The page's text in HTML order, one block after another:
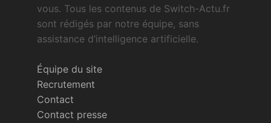
vous. Tous les contenus de Switch-Actu.fr
sont rédigés par notre équipe, sans
assistance d’intelligence artificielle.
Équipe du site
Recrutement
Contact
Contact presse